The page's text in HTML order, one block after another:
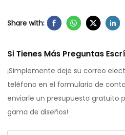
Share with:
Si Tienes Más Preguntas
¡Simplemente deje su correo
teléfono en el formulario de
enviarle un presupuesto gratuito
gama de diseños!